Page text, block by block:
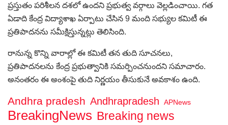
ప్రస్తుతం పరిశీలన దశలో ఉందని ప్రభుత్వ వర్గాలు వెల్లడించాయి. గత
ఏడాది కేంద్ర విద్యాశాఖ ఏర్పాటు చేసిన 9 మంది సభ్యుల కమిటీ ఈ
ప్రతిపాదనను సమీక్షిస్తున్నట్లు తెలిసింది.
రానున్న కొన్ని వారాల్లో ఈ కమిటీ తన తుది సూచనలు,
ప్రతిపాదనలను కేంద్ర ప్రభుత్వానికి సమర్పించనుందని సమాచారం.
అనంతరం ఈ అంశంపై తుది నిర్ణయం తీసుకునే అవకాశం ఉంది.
Andhra pradesh Andhrapradesh APNews
BreakingNews Breaking news